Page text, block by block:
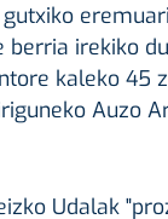
irekiko
kaleko 45
Auzo
Udalak